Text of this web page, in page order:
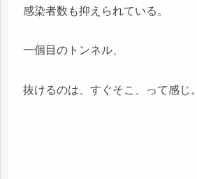
感染者数も抑えられている。
一個目のトンネル、
抜けるのは、すぐそこ、って感じ。